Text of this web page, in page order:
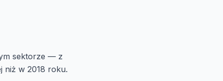
sektorze — z
niż w 2018 roku.